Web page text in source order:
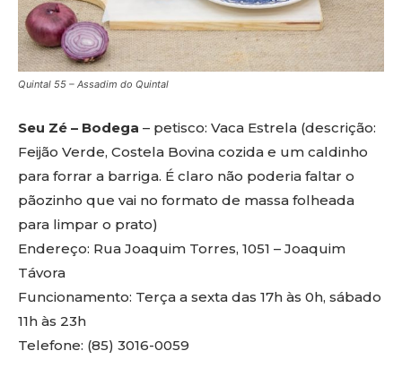
Quintal 55 – Assadim do Quintal
Seu Zé – Bodega – petisco: Vaca Estrela (descrição:
Feijão Verde, Costela Bovina cozida e um caldinho
para forrar a barriga. É claro não poderia faltar o
pãozinho que vai no formato de massa folheada
para limpar o prato)
Endereço: Rua Joaquim Torres, 1051 – Joaquim
Távora
Funcionamento: Terça a sexta das 17h às 0h, sábado
11h às 23h
Telefone: (85) 3016-0059